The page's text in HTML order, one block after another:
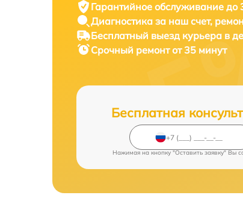
Гарантийное обслуживание до
Диагностика за наш счет,
Бесплатный выезд курьера в
Срочный ремонтот 35 минут
Бесплатная
Нажимая на кнопку "Оставить заявку" Вы